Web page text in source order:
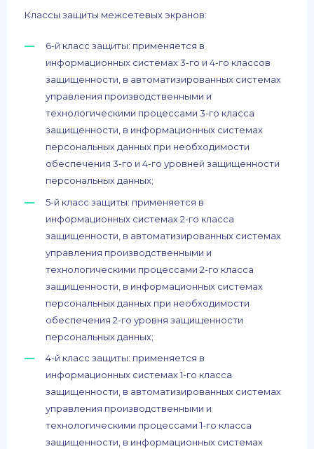
Классы защиты межсетевых экранов:
6-й класс защиты: применяется в
информационных системах 3-го и 4-го классов
защищенности, в автоматизированных системах
управления производственными и
технологическими процессами 3-го класса
защищенности, в информационных системах
персональных данных при необходимости
обеспечения 3-го и 4-го уровней защищенности
персональных данных;
5-й класс защиты: применяется в
информационных системах 2-го класса
защищенности, в автоматизированных системах
управления производственными и
технологическими процессами 2-го класса
защищенности, в информационных системах
персональных данных при необходимости
обеспечения 2-го уровня защищенности
персональных данных;
4-й класс защиты: применяется в
информационных системах 1-го класса
защищенности, в автоматизированных системах
управления производственными и
технологическими процессами 1-го класса
защищенности, в информационных системах